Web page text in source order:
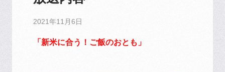
2021年11月6日
「新米に合う！ご飯のおとも」